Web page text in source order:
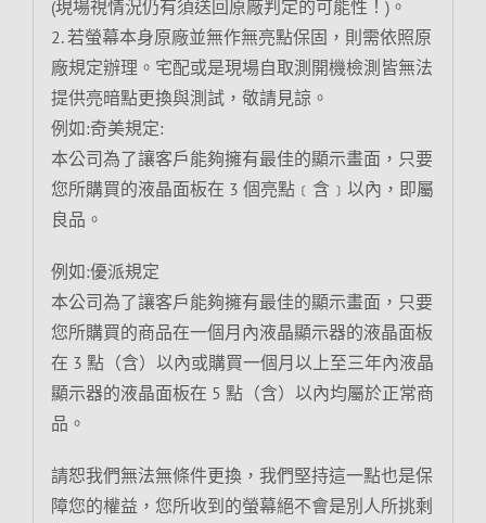
(現場視情況仍有須送回原廠判定的可能性！)。
2. 若螢幕本身原廠並無作無亮點保固，則需依照原
廠規定辦理。宅配或是現場自取測開機檢測皆無法
提供亮暗點更換與測試，敬請見諒。
例如:奇美規定:
本公司為了讓客戶能夠擁有最佳的顯示畫面，只要
您所購買的液晶面板在 3 個亮點﹝含﹞以內，即屬
良品。
例如:優派規定
本公司為了讓客戶能夠擁有最佳的顯示畫面，只要
您所購買的商品在一個月內液晶顯示器的液晶面板
在 3 點（含）以內或購買一個月以上至三年內液晶
顯示器的液晶面板在 5 點（含）以內均屬於正常商
品。
請恕我們無法無條件更換，我們堅持這一點也是保
障您的權益，您所收到的螢幕絕不會是別人所挑剩